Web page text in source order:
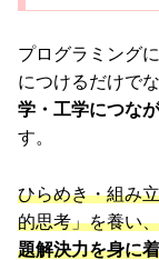
プログラミング
につけるだけで
学・工学につな
す。
ひらめき・組み
的思考」を養い、
題解決力を身に